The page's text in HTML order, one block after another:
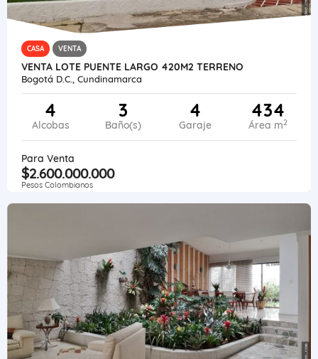
CASA VENTA
VENTA LOTE PUENTE LARGO 420M2 TERRENO
Bogotá D.C., Cundinamarca
4
Alcobas
3
Baño(s)
4
Garaje
434
Área m2
Para Venta
$2.600.000.000
Pesos Colombianos